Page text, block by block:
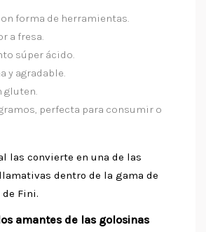
forma de herramientas.
a fresa.
súper ácido.
y agradable.
gluten.
perfecta para consumir o
las convierte en una de las
dentro de la gama de
Fini.
amantes de las golosinas